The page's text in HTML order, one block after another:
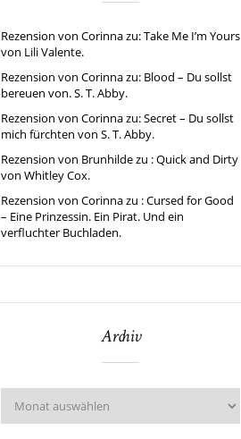
Rezension von Corinna zu: Take Me I’m Yours
von Lili Valente.
Rezension von Corinna zu: Blood – Du sollst
bereuen von. S. T. Abby.
Rezension von Corinna zu: Secret – Du sollst
mich fürchten von S. T. Abby.
Rezension von Brunhilde zu : Quick and Dirty
von Whitley Cox.
Rezension von Corinna zu : Cursed for Good
– Eine Prinzessin. Ein Pirat. Und ein
verfluchter Buchladen.
Archiv